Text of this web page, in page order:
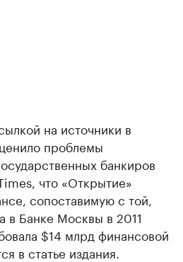
на источники в
проблемы
банкиров
что «Открытие»
сопоставимую с той,
в Банке Москвы в 2011
$14 млрд финансовой
в статье издания.